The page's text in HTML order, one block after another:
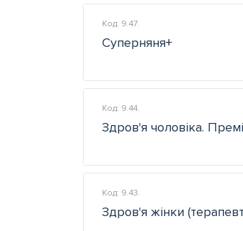
Код: 9.47.
Суперняня+
Код: 9.44.
Здров'я чоловіка.
Код: 9.43.
Здров'я жінки